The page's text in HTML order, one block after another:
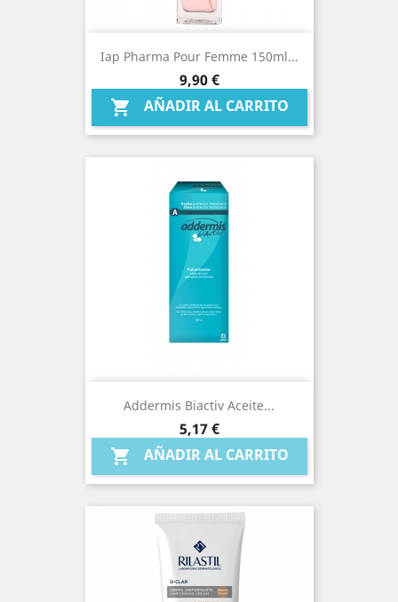
Iap Pharma Pour Femme 150ml...
Precio
9,90 €
 AÑADIR AL CARRITO
Addermis Biactiv Aceite...
Precio
5,17 €
 AÑADIR AL CARRITO